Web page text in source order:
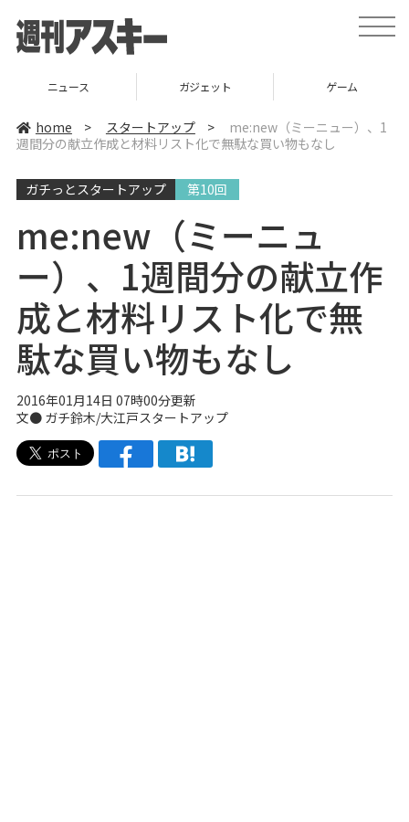
t
o
v
ニュース ガジェット ゲーム
home > スタートアップ >
me:new（ミーニュー）、1
週間分の献立作成と材料リスト化で無駄な買い物もなし
ガチっとスタートアップ 第10回
me:new（ミーニュ
ー）、1週間分の献立作
成と材料リスト化で無
駄な買い物もなし
2016年01月14日 07時00分更新
文● ガチ鈴木/大江戸スタートアップ